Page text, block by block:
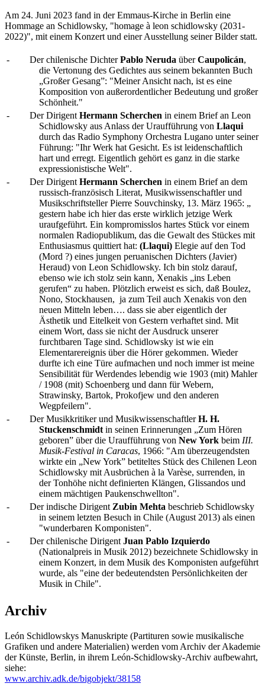
Am 24. Juni 2023 fand in der Emmaus-Kirche in Berlin eine
Hommage an Schidlowsky, "homage à leon schidlowsky (2031-
2022)", mit einem Konzert und einer Ausstellung seiner Bilder statt.
- Der chilenische DichterPablo Neruda überCaupolicán,
die Vertonung des Gedichtes aus seinem bekannten Buch
„Großer Gesang”: "Meiner Ansicht nach, ist es eine
Komposition von außerordentlicher Bedeutung und großer
Schönheit."
-
Der Dirigent Hermann Scherchen in einem Brief an Leon
Schidlowsky aus Anlass der Uraufführung von Llaqui
durch das Radio Symphony Orchestra Lugano unter seiner
Führung: "Ihr Werk hat Gesicht. Es ist leidenschaftlich
hart und erregt. Eigentlich gehört es ganz in die starke
expressionistische Welt".
-
Der Dirigent Hermann Scherchen in einem Brief an dem
russisch-französisch Literat, Musikwissenschaftler und
Musikschriftsteller Pierre Souvchinsky, 13. März 1965: „
gestern habe ich hier das erste wirklich jetzige Werk
uraufgeführt. Ein kompromisslos hartes Stück vor einem
normalen Radiopublikum, das die Gewalt des Stückes mit
Enthusiasmus quittiert hat: (Llaqui) Elegie auf den Tod
(Mord ?) eines jungen peruanischen Dichters (Javier)
Heraud) von Leon Schidlowsky. Ich bin stolz darauf,
ebenso wie ich stolz sein kann, Xenakis „ins Leben
gerufen“ zu haben. Plötzlich erweist es sich, daß Boulez,
Nono, Stockhausen, ja zum Teil auch Xenakis von den
neuen Mitteln leben…. dass sie aber eigentlich der
Ästhetik und Eitelkeit von Gestern verhaftet sind. Mit
einem Wort, dass sie nicht der Ausdruck unserer
furchtbaren Tage sind. Schidlowsky ist wie ein
Elementarereignis über die Hörer gekommen. Wieder
durfte ich eine Türe aufmachen und noch immer ist meine
Sensibilität für Werdendes lebendig wie 1903 (mit) Mahler
/ 1908 (mit) Schoenberg und dann für Webern,
Strawinsky, Bartok, Prokofjew und den anderen
Wegpfeilern".
-
Der Musikkritiker und MusikwissenschaftlerH. H.
Stuckenschmidt in seinen Erinnerungen „Zum Hören
geboren” über die Uraufführung von New York beim III.
Musik-Festival in Caracas, 1966: "Am überzeugendsten
wirkte ein „New York” betiteltes Stück des Chilenen Leon
Schidlowsky mit Ausbrüchen à la Varèse, surrenden, in
der Tonhöhe nicht definierten Klängen, Glissandos und
einem mächtigen Paukenschwellton".
-
Der indische Dirigent Zubin Mehta beschrieb Schidlowsky
in seinem letzten Besuch in Chile (August 2013) als einen
"wunderbaren Komponisten".
-
Der chilenische Dirigent Juan Pablo Izquierdo
(Nationalpreis in Musik 2012) bezeichnete Schidlowsky in
einem Konzert, in dem Musik des Komponisten aufgeführt
wurde, als "eine der bedeutendsten Persönlichkeiten der
Musik in Chile".
Archiv
León Schidlowskys Manuskripte (Partituren sowie musikalische
Grafiken und andere Materialien) werden vom Archiv der Akademie
der Künste, Berlin, in ihrem León-Schidlowsky-Archiv aufbewahrt,
siehe:
www.archiv.adk.de/bigobjekt/38158